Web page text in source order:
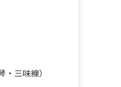
三味線）